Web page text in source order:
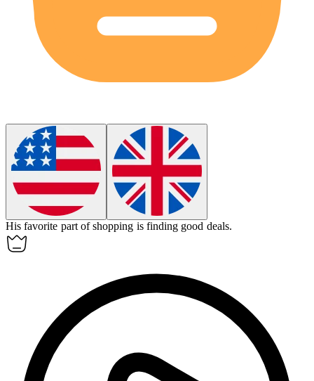
His favorite part ofshopping is finding good deals.